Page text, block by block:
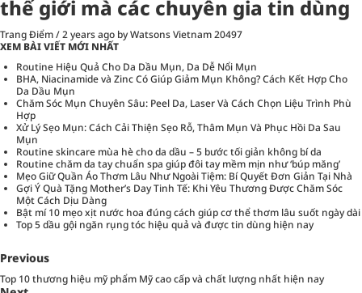
thế giới mà các chuyên gia tin dùng
Trang Điểm/2 years ago by Watsons Vietnam20497
XEM BÀI VIẾT MỚI NHẤT
Routine Hiệu Quả Cho Da Dầu Mụn, Da Dễ Nổi Mụn
BHA, Niacinamide và Zinc Có Giúp Giảm Mụn Không? Cách Kết Hợp Cho
Da Dầu Mụn
Chăm Sóc Mụn Chuyên Sâu: Peel Da, Laser Và Cách Chọn Liệu Trình Phù
Hợp
Xử Lý Sẹo Mụn: Cách Cải Thiện Sẹo Rỗ, Thâm Mụn Và Phục Hồi Da Sau
Mụn
Routine skincare mùa hè cho da dầu – 5 bước tối giản không bí da
Routine chăm da tay chuẩn spa giúp đôi tay mềm mịn như ‘búp măng’
Mẹo Giữ Quần Áo Thơm Lâu Như Ngoài Tiệm: Bí Quyết Đơn Giản Tại Nhà
Gợi Ý Quà Tặng Mother’s Day Tinh Tế: Khi Yêu Thương Được Chăm Sóc
Một Cách Dịu Dàng
Bật mí 10 mẹo xịt nước hoa đúng cách giúp cơ thể thơm lâu suốt ngày dài
Top 5 dầu gội ngăn rụng tóc hiệu quả và được tin dùng hiện nay
Previous
Top 10 thương hiệu mỹ phẩm Mỹ cao cấp và chất lượng nhất hiện nay